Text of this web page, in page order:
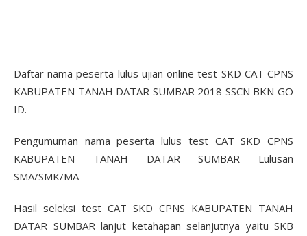
Daftar nama peserta lulus ujian online test SKD CAT CPNS
KABUPATEN TANAH DATAR SUMBAR 2018 SSCN BKN GO
ID.
Pengumuman nama peserta lulus test CAT SKD CPNS
KABUPATEN TANAH DATAR SUMBAR Lulusan
SMA/SMK/MA
Hasil seleksi test CAT SKD CPNS KABUPATEN TANAH
DATAR SUMBAR lanjut ketahapan selanjutnya yaitu SKB